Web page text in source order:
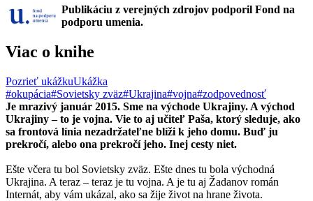
Publikáciu z verejných zdrojov podporil Fond na
podporu umenia.
Viac o knihe
Pozrieť ukážkuUkážka
#okupácia#Sovietsky zväz#Ukrajina#vojna#zodpovednosť
Je mrazivý január 2015. Sme na východe Ukrajiny. A východ
Ukrajiny – to je vojna. Vie to aj učiteľ Paša, ktorý sleduje, ako
sa frontová línia nezadržateľne blíži k jeho domu. Buď ju
prekročí, alebo ona prekročí jeho. Inej cesty niet.
Ešte včera tu bol Sovietsky zväz. Ešte dnes tu bola východná
Ukrajina. A teraz – teraz je tu vojna. A je tu aj Žadanov román
Internát, aby vám ukázal, ako sa žije život na hrane života.